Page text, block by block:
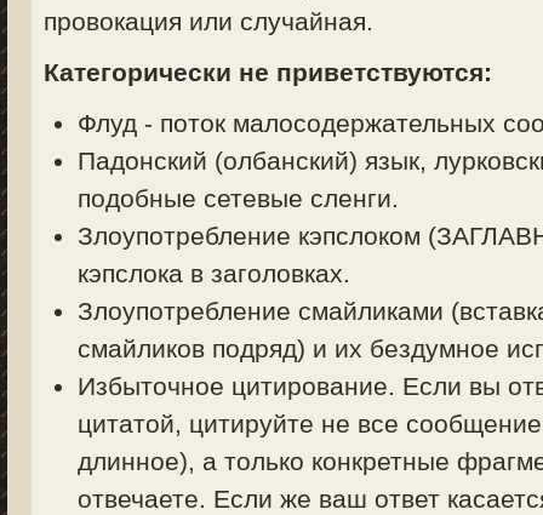
провокация или случайная.
Категорически не приветствуются:
Флуд - поток малосодержательных
Падонский (олбанский) язык,
подобные сетевые сленги.
Злоупотребление кэпслоком
кэпслока в заголовках.
Злоупотребление смайликами
смайликов подряд) и их бездумное
Избыточное цитирование. Если вы
цитатой, цитируйте не все
длинное), а только конкретные
отвечаете. Если же ваш ответ